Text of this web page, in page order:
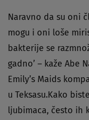
Naravno da su oni
mogu i oni loše
bakterije se
gadno’ – kaže Abe
Emily’s Maids
u Teksasu.Kako
ljubimaca, često ih